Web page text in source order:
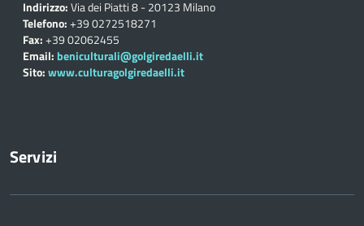
Indirizzo:Via dei Piatti 8 - 20123 Milano
Telefono:+39 0272518271
Fax:+39 02062455
Email: beniculturali@golgiredaelli.it
Sito:www.culturagolgiredaelli.it
Servizi